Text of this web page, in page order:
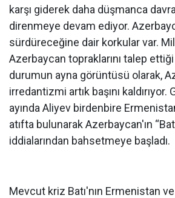
karşı giderek daha düşmanca
direnmeye devam ediyor.
sürdüreceğine dair korkular var.
Azerbaycan topraklarını talep
durumun ayna görüntüsü olarak,
irredantizmi artık başını kaldırıyor.
ayında Aliyev birdenbire
atıfta bulunarak Azerbaycan'ın
iddialarından bahsetmeye başladı.
Mevcut kriz Batı'nın Ermenistan